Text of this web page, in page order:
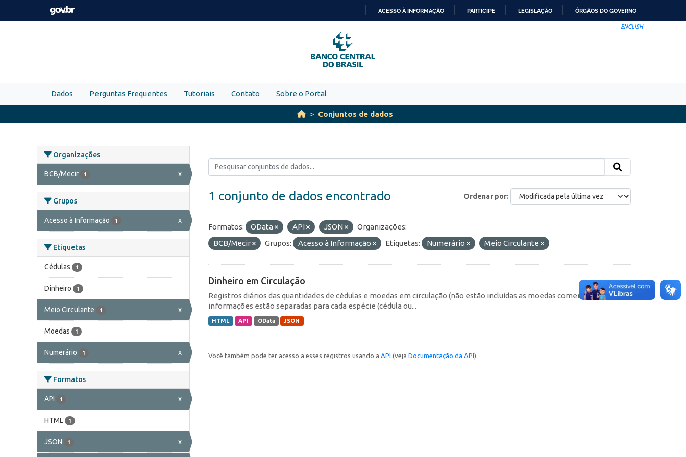
Skip to main content
PARA
O
CONTEÚDO
ACESSO À INFORMAÇÃO PARTICIPE LEGISLAÇÃO ÓRGÃOS DO GOVERNO
ENGLISH
Dados Perguntas Frequentes Tutoriais Contato Sobre o Portal
Conjuntos de dados
Organizações
BCB/Mecir 1 x
Grupos
Acesso à Informação 1 x
Etiquetas
Cédulas 1
Dinheiro 1
Meio Circulante 1 x
Moedas 1
Numerário 1 x
Formatos
API 1 x
HTML 1
JSON 1 x
Ordenar por
1 conjunto de dados encontrado
Formatos: OData API JSON
Organizações:
BCB/Mecir
Grupos: Acesso à Informação Etiquetas: Numerário Meio Circulante
Dinheiro em Circulação
Registros diários das quantidades de cédulas e moedas em circulação (não estão incluídas as moedas comemorativas). As
informações estão separadas para cada espécie (cédula ou...
HTML API OData JSON
Você também pode ter acesso a esses registros usando a API (veja Documentação da API).